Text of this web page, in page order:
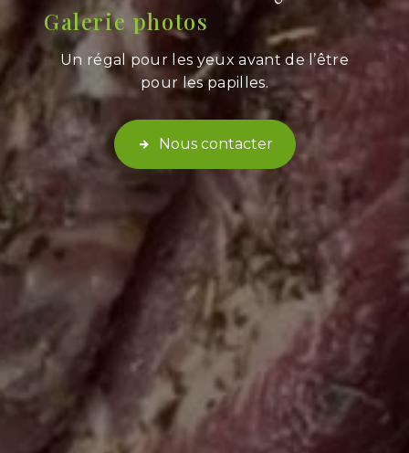
Galerie photos
Un régal pour les yeux avant de l’être
pour les papilles.
Nous contacter